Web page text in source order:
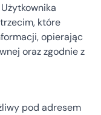
które
opierając
oraz zgodnie z
pod adresem